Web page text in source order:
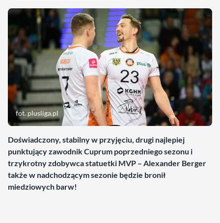
fot. plusliga.pl
Doświadczony, stabilny w przyjęciu, drugi najlepiej
punktujący zawodnik Cuprum poprzedniego sezonu i
trzykrotny zdobywca statuetki MVP – Alexander Berger
także w nadchodzącym sezonie będzie bronił
miedziowych barw!